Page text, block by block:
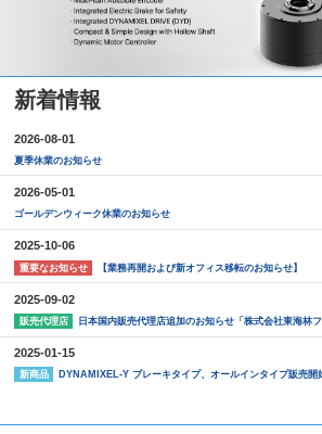
新着情報
2026-08-01
夏季休業のお知らせ
2026-05-01
ゴールデンウィーク休業のお知らせ
2025-10-06
重要なお知らせ 【業務再開および新オフィス移転のお知らせ】
2025-09-02
販売代理店 日本国内販売代理店追加のお知らせ「株式会社東海林
2025-01-15
新商品 DYNAMIXEL-Y ブレーキタイプ、オールインタイプ販売開